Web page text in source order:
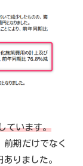
ています。
前期だけでなく
りました。